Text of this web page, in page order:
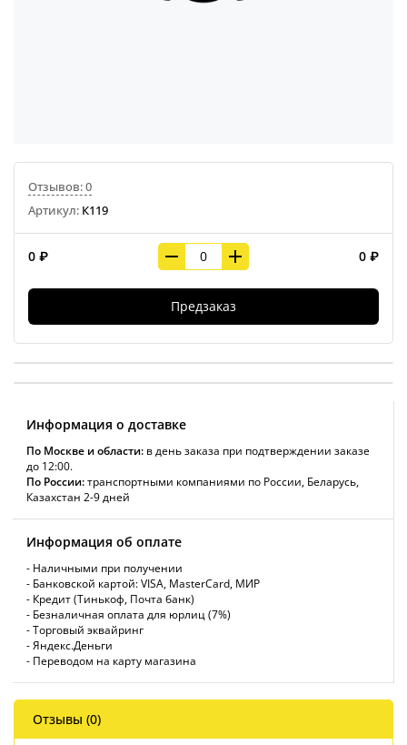
Отзывов: 0
Артикул: К119
0 ₽ 0 ₽
Предзаказ
Информация о доставке
По Москве и области: в день заказа при подтверждении заказе
до 12:00.
По России:транспортными компаниями по России, Беларусь,
Казахстан 2-9 дней
Информация об оплате
- Наличными при получении
- Банковской картой: VISA, MasterCard, МИР
- Кредит (Тинькоф, Почта банк)
- Безналичная оплата для юрлиц (7%)
- Торговый эквайринг
- Яндекс.Деньги
- Переводом на карту магазина
Отзывы (0)